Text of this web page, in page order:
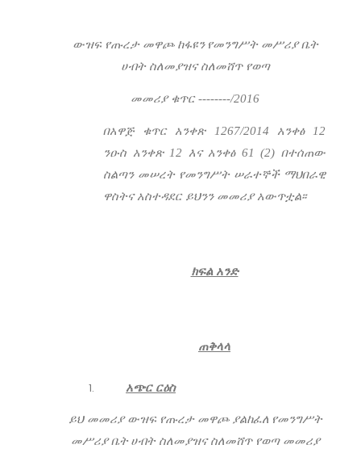
ውዝፍ የጡረታ መዋጮ ከፋዩን የመንግሥት መሥሪያ ቤት
ሀብት ስለመያዝና ስለመሸጥ የወጣ
መመሪያ ቁጥር --------/2016
በአዋጅ ቁጥር አንቀጽ 1267/2014 አንቀፅ 12
ንዑስ አንቀጽ 12 እና አንቀፅ 61 (2) በተሰጠው
ስልጣን መሠረት የመንግሥት ሠራተኞች ማህበራዊ
ዋስትና አስተዳደር ይህንን መመሪያ አውጥቷል፡፡
ክፍል አንድ
ጠቅላላ
አጭር ርዕስ
ይህ መመሪያ ውዝፍ የጡረታ መዋጮ ያልከፈለ የመንግሥት
መሥሪያ ቤት ሀብት ስለመያዝና ስለመሸጥ የወጣ መመሪያ